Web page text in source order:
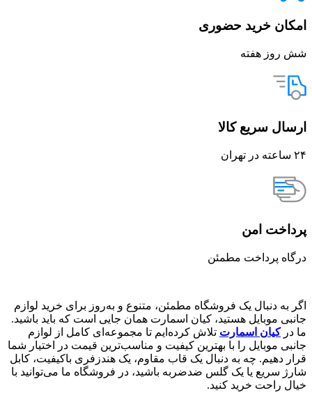
امکان خرید حضوری
شش روز هفته
ارسال سریع کالا
۲۴ ساعته در تهران
پرداخت امن
درگاه پرداخت مطمئن
اگر به دنبال یک فروشگاه مطمئن، متنوع و به‌روز برای خرید لوازم
جانبی موبایل هستید، کیان اسمارت همان جایی است که باید باشید.
ما درکیان اسمارت تلاش کرده‌ایم تا مجموعه‌ای کامل از لوازم
جانبی موبایل را با بهترین کیفیت و مناسب‌ترین قیمت در اختیار شما
قرار دهیم. چه به دنبال یک قاب مقاوم، یک هندزفری باکیفیت، کابل
شارژ سریع یا یک گلس ضدضربه باشید، در فروشگاه ما می‌توانید با
خیال راحت خرید کنید.